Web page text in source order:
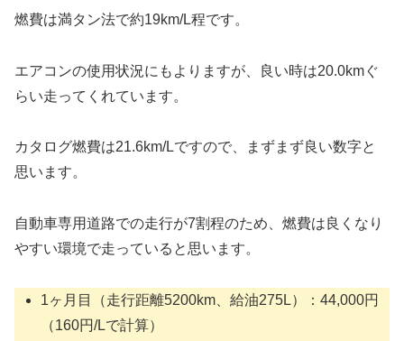
燃費は満タン法で約19km/L程です。
エアコンの使用状況にもよりますが、良い時は20.0kmぐ
らい走ってくれています。
カタログ燃費は21.6km/Lですので、まずまず良い数字と
思います。
自動車専用道路での走行が7割程のため、燃費は良くなり
やすい環境で走っていると思います。
1ヶ月目（走行距離5200km、給油275L）：44,000円
（160円/Lで計算）